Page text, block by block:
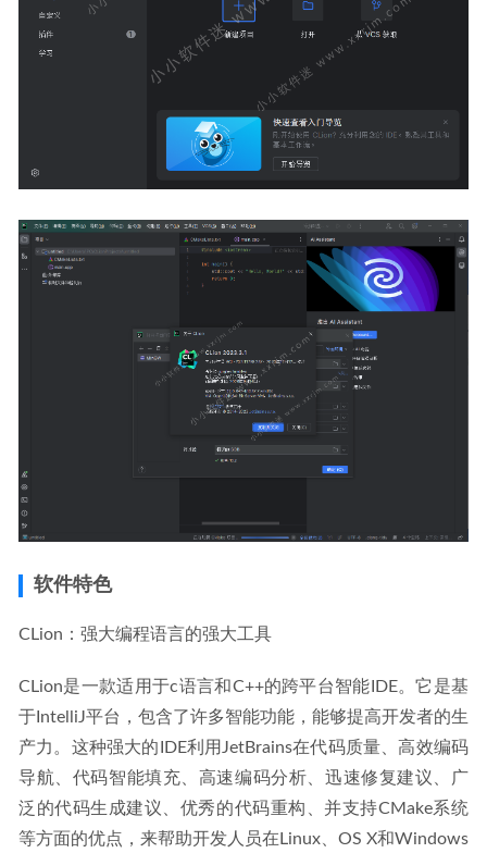
软件特色
CLion：强大编程语言的强大工具
CLion是一款适用于c语言和C++的跨平台智能IDE。它是基
于IntelliJ平台，包含了许多智能功能，能够提高开发者的生
产力。这种强大的IDE利用JetBrains在代码质量、高效编码
导航、代码智能填充、高速编码分析、迅速修复建议、广
泛的代码生成建议、优秀的代码重构、并支持CMake系统
等方面的优点，来帮助开发人员在Linux、OS X和Windows